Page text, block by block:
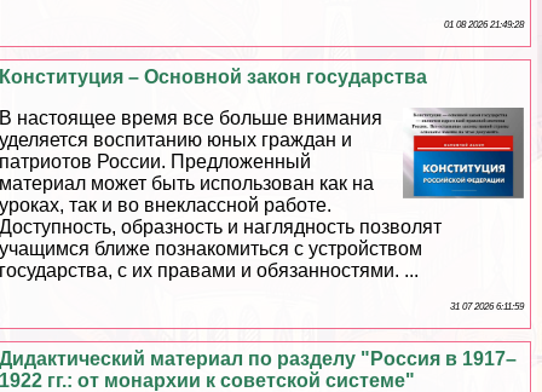
01 08 2026 21:49:28
Конституция – Основной закон государства
В настоящее время все больше внимания
уделяется воспитанию юных граждан и
патриотов России. Предложенный
материал может быть использован как на
уроках, так и во внеклассной работе.
Доступность, образность и наглядность позволят
учащимся ближе познакомиться с устройством
государства, с их правами и обязанностями. ...
31 07 2026 6:11:59
Дидактический материал по разделу "Россия в 1917–
1922 гг.: от монархии к советской системе"